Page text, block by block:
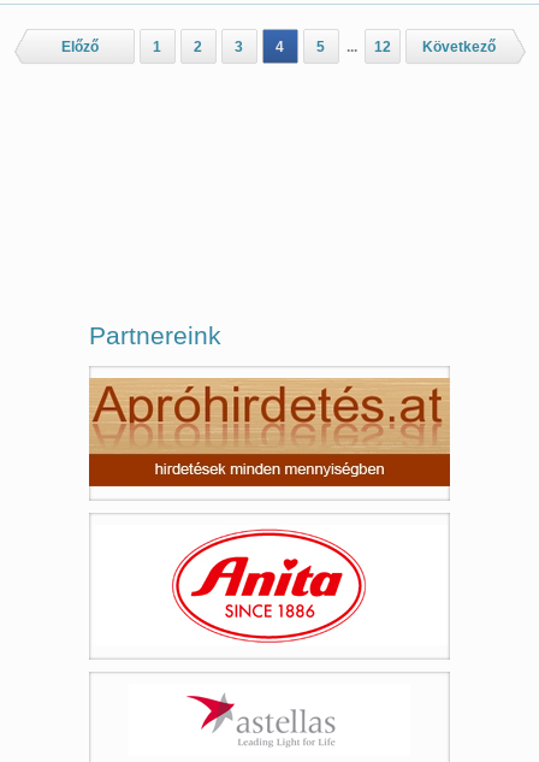
Előző 1 2 3 4 5 ... 12 Következő
Partnereink